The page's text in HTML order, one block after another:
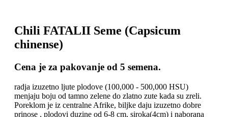
Chili FATALII Seme (Capsicum
chinense)
Cena je za pakovanje od 5 semena.
radja izuzetno ljute plodove (100,000 - 500,000 HSU)
menjaju boju od tamno zelene do zlatno zute kada su zreli.
Poreklom je iz centralne Afrike, biljke daju izuzetno dobre
prinose , plodovi duzine od 6-8 cm, siroka(4cm) i naborana